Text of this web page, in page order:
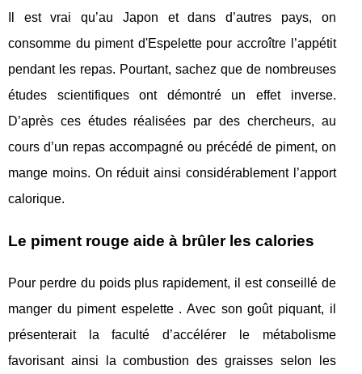
Il est vrai qu’au Japon et dans d’autres pays, on
consomme du piment d'Espelette pour accroître l’appétit
pendant les repas. Pourtant, sachez que de nombreuses
études scientifiques ont démontré un effet inverse.
D’après ces études réalisées par des chercheurs, au
cours d’un repas accompagné ou précédé de piment, on
mange moins. On réduit ainsi considérablement l’apport
calorique.
Le piment rouge aide à brûler les calories
Pour perdre du poids plus rapidement, il est conseillé de
manger du piment espelette . Avec son goût piquant, il
présenterait la faculté d’accélérer le métabolisme
favorisant ainsi la combustion des graisses selon les